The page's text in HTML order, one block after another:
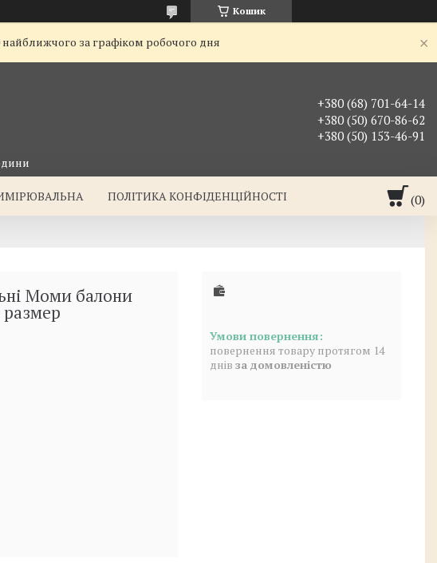
Кошик
найближчого за графіком робочого дня
+380 (68) 701-64-14
+380 (50) 670-86-62
+380 (50) 153-46-91
ПОЛІТИКА КОНФІДЕНЦІЙНОСТІ
Моми балони
размер
повернення товару протягом 14
днів за домовленістю